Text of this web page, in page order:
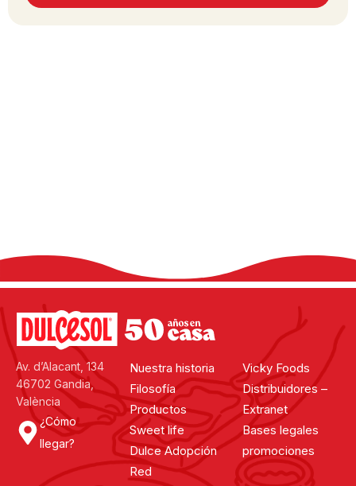
Av. d’Alacant, 134
46702 Gandia,
València
¿Cómo
llegar?
Nuestra historia
Filosofía
Productos
Sweet life
Dulce Adopción
Red
Vicky Foods
Distribuidores –
Extranet
Bases legales
promociones